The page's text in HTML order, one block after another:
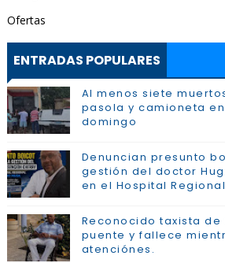
Ofertas
ENTRADAS POPULARES
Al menos siete
pasola y camioneta
domingo
Denuncian presunto
gestión del doctor
en el Hospital
Reconocido taxista de
puente y fallece
atenciónes.